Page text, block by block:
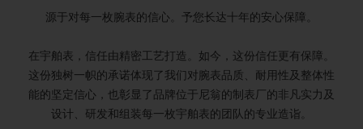
源于对每一枚腕表的信心。予您长达十年的安心保障。
在宇舶表，信任由精密工艺打造。如今，这份信任更有保障。
这份独树一帜的承诺体现了我们对腕表品质、耐用性及整体性
能的坚定信心，也彰显了品牌位于尼翁的制表厂的非凡实力及
设计、研发和组装每一枚宇舶表的团队的专业造诣。